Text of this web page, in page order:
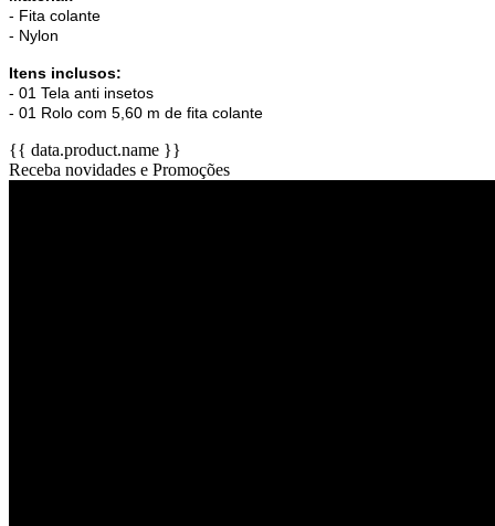
- Fita colante
- Nylon
Itens inclusos:
- 01 Tela anti insetos
- 01 Rolo com 5,60 m de fita colante
{{ data.product.name }}
Receba novidades e Promoções